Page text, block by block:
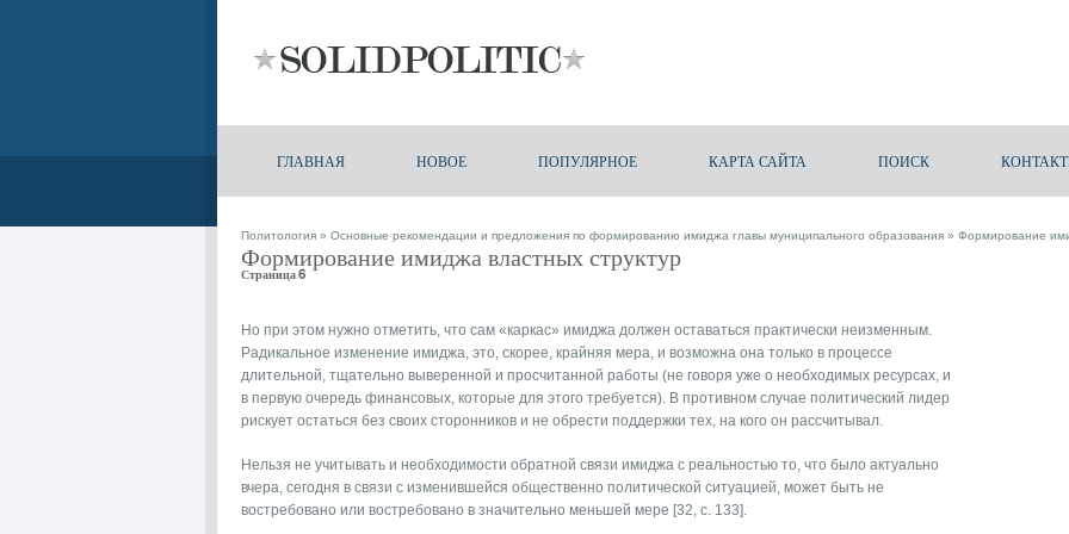
ГЛАВНАЯ НОВОЕ ПОПУЛЯРНОЕ КАРТА САЙТА ПОИСК
Политология » Основные рекомендации и предложения по формированию имиджа главы муниципального образования » Формирование
Формирование имиджа властных структур
Страница 6
Но при этом нужно отметить, что сам «каркас» имиджа должен оставаться практически неизменным.
Радикальное изменение имиджа, это, скорее, крайняя мера, и возможна она только в процессе
длительной, тщательно выверенной и просчитанной работы (не говоря уже о необходимых ресурсах, и
в первую очередь финансовых, которые для этого требуется). В противном случае политический лидер
рискует остаться без своих сторонников и не обрести поддержки тех, на кого он рассчитывал.
Нельзя не учитывать и необходимости обратной связи имиджа с реальностью то, что было актуально
вчера, сегодня в связи с изменившейся общественно политической ситуацией, может быть не
востребовано или востребовано в значительно меньшей мере [32, с. 133].